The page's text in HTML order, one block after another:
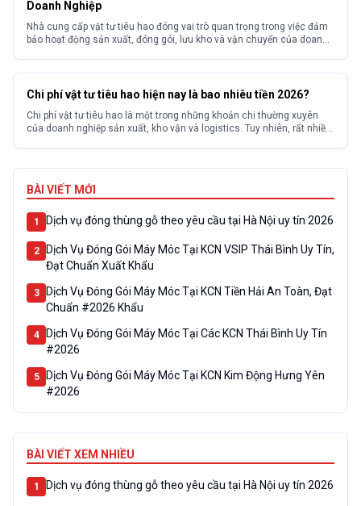
Doanh Nghiệp
Nhà cung cấp vật tư tiêu hao đóng vai trò quan trọng trong việc đảm
bảo hoạt động sản xuất, đóng gói, lưu kho và vận chuyển của doanh
Chi phí vật tư tiêu hao hiện nay là bao nhiêu tiền 2026?
Chi phí vật tư tiêu hao là một trong những khoản chi thường xuyên
của doanh nghiệp sản xuất, kho vận và logistics. Tuy nhiên, rất nhiều
BÀI VIẾT MỚI
1 Dịch vụ đóng thùng gỗ theo yêu cầu tại Hà Nội uy tín 2026
2
Dịch Vụ Đóng Gói Máy Móc Tại KCN VSIP Thái Bình Uy Tín,
Đạt Chuẩn Xuất Khẩu
3
Dịch Vụ Đóng Gói Máy Móc Tại KCN Tiền Hải An Toàn, Đạt
Chuẩn #2026 Khẩu
4
Dịch Vụ Đóng Gói Máy Móc Tại Các KCN Thái Bình Uy Tín
#2026
5
Dịch Vụ Đóng Gói Máy Móc Tại KCN Kim Động Hưng Yên
#2026
BÀI VIẾT XEM NHIỀU
1 Dịch vụ đóng thùng gỗ theo yêu cầu tại Hà Nội uy tín 2026